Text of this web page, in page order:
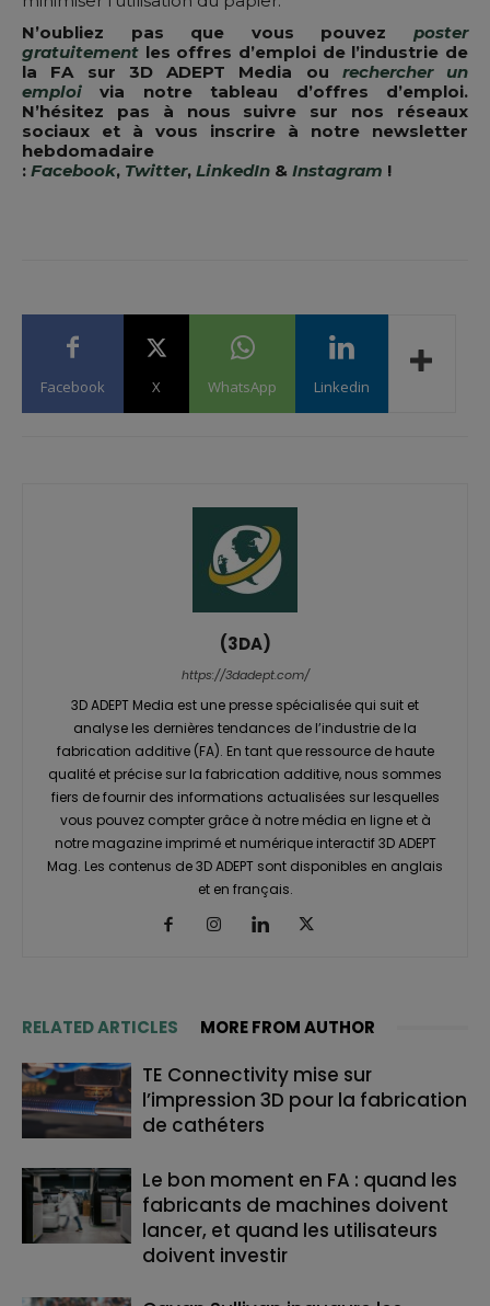
N’oubliez pas que vous pouvez poster
gratuitement les offres d’emploi de l’industrie de
la FA sur 3D ADEPT Media ou rechercher un
emploi via notre tableau d’offres d’emploi.
N’hésitez pas à nous suivre sur nos réseaux
sociaux et à vous inscrire à notre newsletter
hebdomadaire
: Facebook, Twitter, LinkedIn & Instagram !
Facebook X WhatsApp Linkedin
(3DA)
https://3dadept.com/
3D ADEPT Media est une presse spécialisée qui suit et
analyse les dernières tendances de l’industrie de la
fabrication additive (FA). En tant que ressource de haute
qualité et précise sur la fabrication additive, nous sommes
fiers de fournir des informations actualisées sur lesquelles
vous pouvez compter grâce à notre média en ligne et à
notre magazine imprimé et numérique interactif 3D ADEPT
Mag. Les contenus de 3D ADEPT sont disponibles en anglais
et en français.
RELATED ARTICLES MORE FROM AUTHOR
TE Connectivity mise sur
l’impression 3D pour la fabrication
de cathéters
Le bon moment en FA : quand les
fabricants de machines doivent
lancer, et quand les utilisateurs
doivent investir